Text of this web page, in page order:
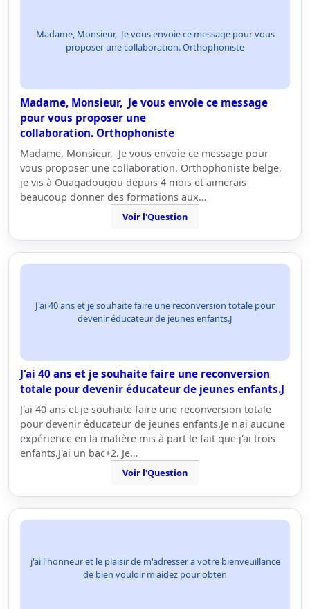
Madame, Monsieur, Je vous envoie ce message pour vous
proposer une collaboration. Orthophoniste
Madame, Monsieur, Je vous envoie ce message
pour vous proposer une
collaboration. Orthophoniste
Madame, Monsieur, Je vous envoie ce message pour
vous proposer une collaboration. Orthophoniste belge,
je vis à Ouagadougou depuis 4 mois et aimerais
beaucoup donner des formations aux…
Voir l'Question
J'ai 40 ans et je souhaite faire une reconversion totale pour
devenir éducateur de jeunes enfants.J
J'ai 40 ans et je souhaite faire une reconversion
totale pour devenir éducateur de jeunes enfants.J
J'ai 40 ans et je souhaite faire une reconversion totale
pour devenir éducateur de jeunes enfants.Je n'ai aucune
expérience en la matière mis à part le fait que j'ai trois
enfants.J'ai un bac+2. Je…
Voir l'Question
j'ai l'honneur et le plaisir de m'adresser a votre bienveuillance
de bien vouloir m'aidez pour obten